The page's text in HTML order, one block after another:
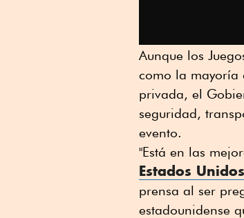
Aunque los
como la mayoría
privada, el
seguridad,
evento.
"Está en las
Estados Unidos
prensa al ser
estadounidense